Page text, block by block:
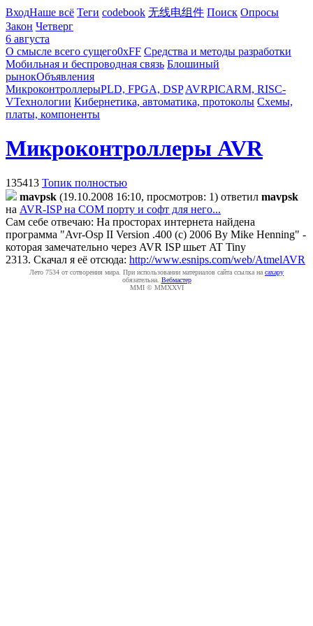
ВходНаше всё Теги codebook 无线电组件 Поиск Опросы
Закон Четверг
6 августа
О смысле всего сущего0xFF Средства и методы разработки
Мобильная и беспроводная связь Блошиный
рынокОбъявления
МикроконтроллерыPLD, FPGA, DSP AVRPICARM, RISC-
VТехнологии Кибернетика, автоматика, протоколы Схемы,
платы, компоненты
Микроконтроллеры AVR
135413 Топик полностью
mavpsk (19.10.2008 16:10, просмотров: 1) ответил mavpsk
на AVR-ISP на COM порту и софт для него...
Сам себе отвечаю: На просторах интернета найдена
программа "Avr-Osp II Version .400 (c) 2006 By Mike Henning" -
которая замечательно через AVR ISP шьет AT Tiny
2313. Скачал я её отсюда: http://www.esnips.com/web/AtmelAVR
Лето 7534 от сотворения мира. При использовании материалов сайта ссылка на caxapу
обязательна. Вебмастер
MMI © MMXXVI